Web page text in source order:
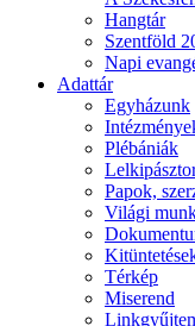
Hangtár
Szentföld
Napi
Adattár
Egyházunk
Plébániák
Papok,
Világi
Térkép
Miserend